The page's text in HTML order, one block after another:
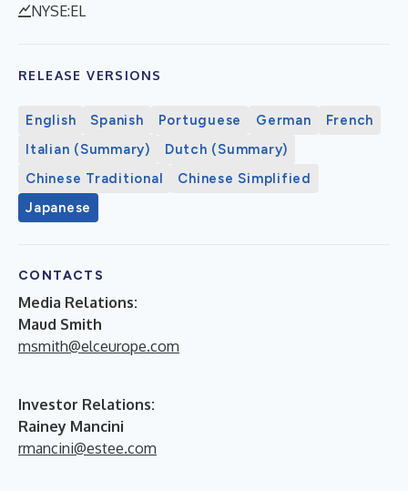
NYSE:EL
RELEASE VERSIONS
English Spanish Portuguese German
French
Italian (Summary)
Dutch (Summary)
Chinese Traditional
Chinese Simplified
Japanese
CONTACTS
Media Relations:
Maud Smith
msmith@elceurope.com
Investor Relations:
Rainey Mancini
rmancini@estee.com